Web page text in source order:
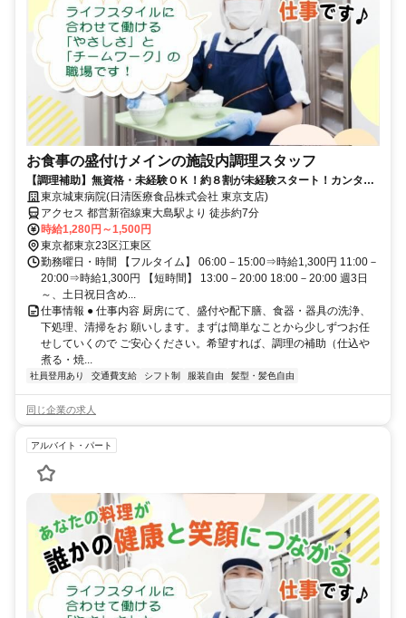
お食事の盛付けメインの施設内調理スタッフ
【調理補助】無資格・未経験ＯＫ！約８割が未経験スタート！カンタン
な盛付・配下膳・洗浄など
東京城東病院(日清医療食品株式会社 東京支店)
アクセス 都営新宿線東大島駅より 徒歩約7分
時給1,280円～1,500円
東京都東京23区江東区
勤務曜日・時間 【フルタイム】 06:00－15:00⇒時給1,300円 11:00－
20:00⇒時給1,300円 【短時間】 13:00－20:00 18:00－20:00 週3日
～、土日祝日含め...
仕事情報 ● 仕事内容 厨房にて、盛付や配下膳、食器・器具の洗浄、
下処理、清掃をお 願いします。まずは簡単なことから少しずつお任
せしていくので ご安心ください。希望すれば、調理の補助（仕込や
煮る・焼...
社員登用あり 交通費支給 シフト制 服装自由 髪型・髪色自由
同じ企業の求人
アルバイト・パート